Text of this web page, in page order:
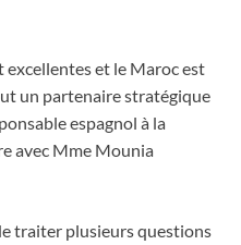
excellentes et le Maroc est
un partenaire stratégique
espagnol à la
avec Mme Mounia
traiter plusieurs questions